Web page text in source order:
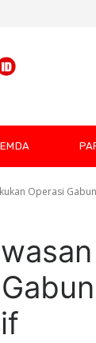
Operasi